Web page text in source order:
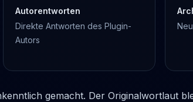
Autorentworten
Direkte Antworten des Plugin-
Autors
gemacht. Der Originalwortlaut